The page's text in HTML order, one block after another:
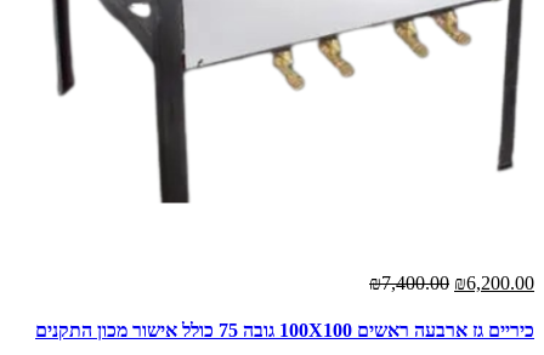
₪6,200.00
₪7,400.00
כיריים גז ארבעה ראשים 100X100 גובה 75 כולל אישור מכון התקנים